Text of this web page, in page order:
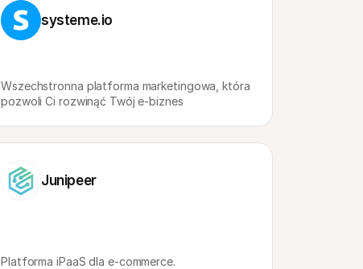
systeme.io
Wszechstronna platforma marketingowa, która
pozwoli Ci rozwinąć Twój e-biznes
Junipeer
Platforma iPaaS dla e-commerce.